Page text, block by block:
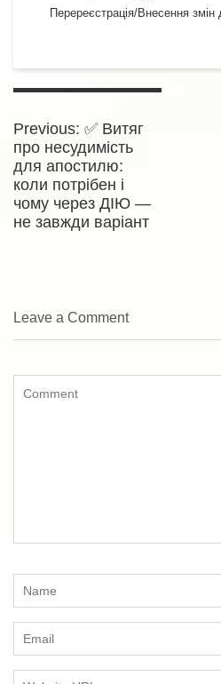
Перереєстрація/Внесення
Навігація
Previous: Previous
post:
✅ Витяг
про несудимість
для апостилю:
коли потрібен і
чому через ДІЮ —
не завжди варіант
Leave a Comment